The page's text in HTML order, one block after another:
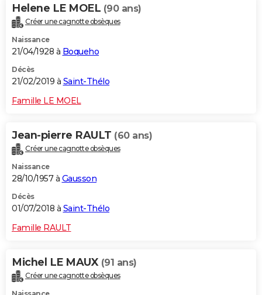
Helene LE MOEL (90 ans)
Créer une cagnotte obsèques
Naissance
21/04/1928 à Boqueho
Décès
21/02/2019 à Saint-Thélo
Famille LE MOEL
Jean-pierre RAULT (60 ans)
Créer une cagnotte obsèques
Naissance
28/10/1957 à Gausson
Décès
01/07/2018 à Saint-Thélo
Famille RAULT
Michel LE MAUX (91 ans)
Créer une cagnotte obsèques